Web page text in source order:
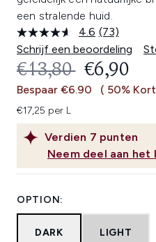
een stralende huid.
4.6 Lees
73
Dezelfde
paginalink.
(73)
Schrijf een beoordeling
Verdien 7 punten
Neem deel aan
RECOMMENDED
€13,80 HUIDIGE
€6,90
Bespaar €6.90 ( 50%
€17,25 per L
OPTION:
DARK LIGHT